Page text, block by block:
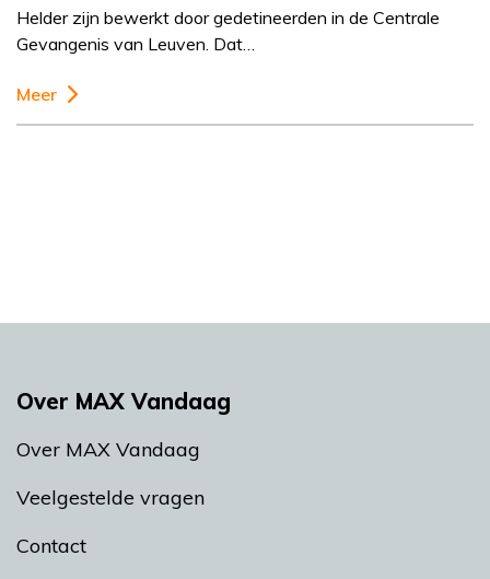
Helder zijn bewerkt door gedetineerden in de Centrale
Gevangenis van Leuven. Dat…
Meer
Over MAX Vandaag
Over MAX Vandaag
Veelgestelde vragen
Contact